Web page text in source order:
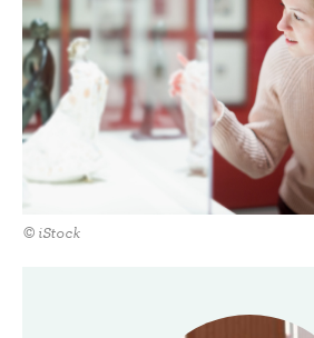
© iStock